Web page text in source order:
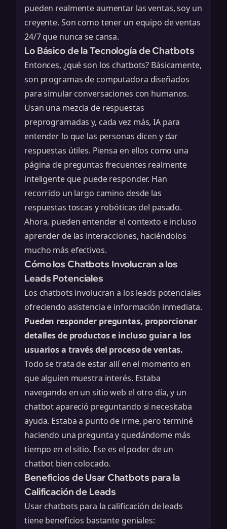
pueden realmente aumentar las ventas, soy un
creyente. Son como tener un equipo de ventas
24/7 que nunca se cansa.
Lo Básico de la Tecnología de Chatbots
Entonces, ¿qué son los chatbots? Básicamente,
son programas de computadora diseñados
para simular conversaciones con humanos.
Usan una mezcla de respuestas
preprogramadas y, cada vez más, IA para
entender lo que las personas dicen y dar
respuestas útiles. Piensa en ellos como una
página de preguntas frecuentes realmente
inteligente que puede responder. Han
recorrido un largo camino desde las
respuestas toscas y robóticas del pasado.
Ahora, pueden entender el contexto e incluso
aprender de las interacciones, haciéndolos
mucho más efectivos.
Cómo los Chatbots Involucran a los
Leads Potenciales
Los chatbots involucran a los leads potenciales
ofreciendo asistencia e información inmediata.
Pueden responder preguntas, proporcionar
detalles de productos e incluso guiar a los
usuarios a través del proceso de ventas.
Todo se trata de estar allí en el momento en
que alguien muestra interés. Estaba
navegando en un sitio web el otro día, y un
chatbot apareció preguntando si necesitaba
ayuda. Estaba a punto de irme, pero terminé
haciendo una pregunta y quedándome más
tiempo en el sitio. Ese es el poder de un
chatbot bien colocado.
Beneficios de Usar Chatbots para la
Calificación de Leads
Usar chatbots para la calificación de leads
tiene beneficios bastante geniales: